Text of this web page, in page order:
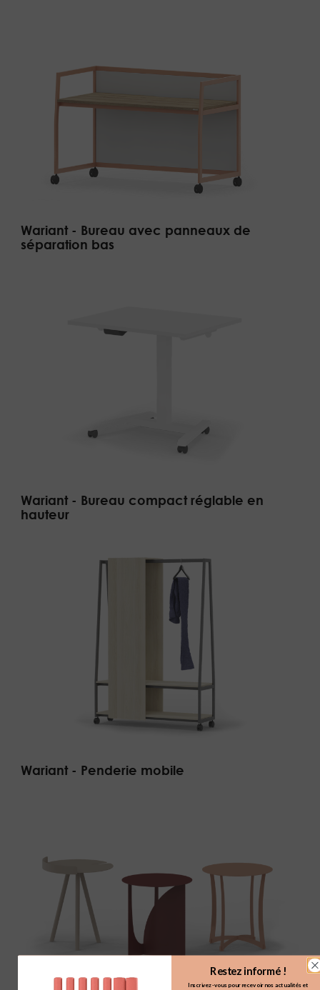
Wariant - Bureau avec panneaux de
séparation bas
Wariant - Bureau compact réglable en
hauteur
Wariant - Penderie mobile
Restez informé !
Inscrivez-vous pour recevoir nos actualités et